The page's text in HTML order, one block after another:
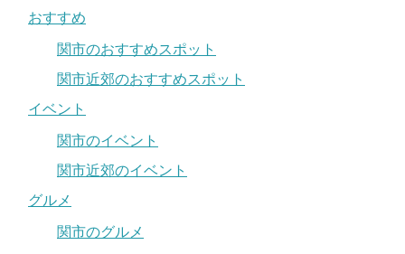
おすすめ
関市のおすすめスポット
関市近郊のおすすめスポット
イベント
関市のイベント
関市近郊のイベント
グルメ
関市のグルメ